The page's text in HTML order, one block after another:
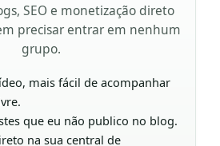
SEO e monetização direto
precisar entrar em nenhum
grupo.
mais fácil de acompanhar
que eu não publico no blog.
na sua central de